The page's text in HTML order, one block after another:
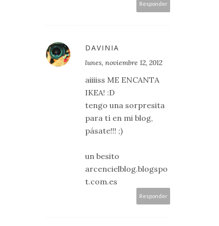
Responder
DAVINIA
lunes, noviembre 12, 2012
aiiiiss ME ENCANTA
IKEA! :D
tengo una sorpresita
para tí en mi blog,
pásate!!! ;)
un besito
arcencielblog.blogspo
t.com.es
Responder